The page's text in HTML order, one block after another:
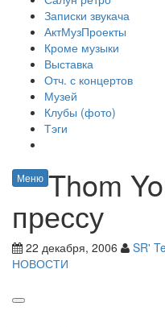
Записки звукача
АктМузПроекты
Кроме музыки
Выставка
Отч. с концертов
Музей
Клубы (фото)
Тэги
Меню Thom
прессу
22 декабря, 2006 SR'
НОВОСТИ